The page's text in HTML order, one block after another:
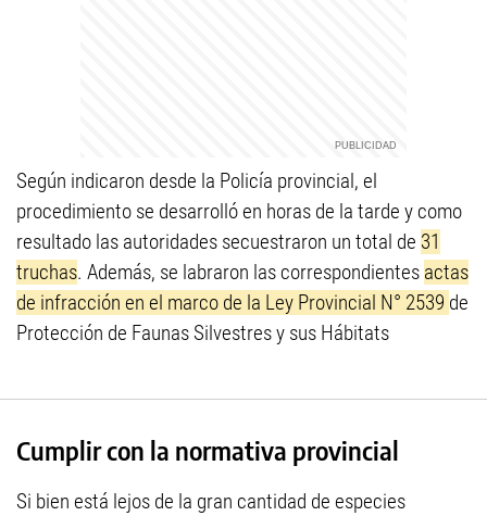
Según indicaron desde la Policía provincial, el
procedimiento se desarrolló en horas de la tarde y como
resultado las autoridades secuestraron un total de 31
truchas. Además, se labraron las correspondientes actas
de infracción en el marco de la Ley Provincial N° 2539 de
Protección de Faunas Silvestres y sus Hábitats
Cumplir con la normativa provincial
Si bien está lejos de la gran cantidad de especies